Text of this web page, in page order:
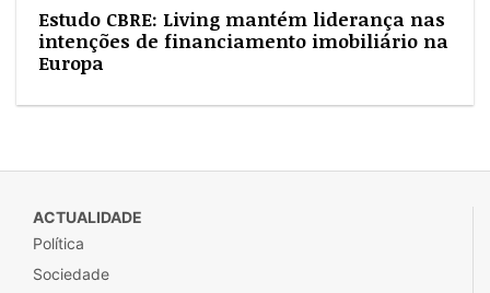
Estudo CBRE: Living mantém liderança nas
intenções de financiamento imobiliário na
Europa
ACTUALIDADE
Política
Sociedade